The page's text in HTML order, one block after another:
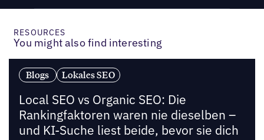
RESOURCES
You might also find interesting
Blogs Lokales SEO
Local SEO vs Organic SEO: Die
Rankingfaktoren waren nie dieselben –
und KI-Suche liest beide, bevor sie dich